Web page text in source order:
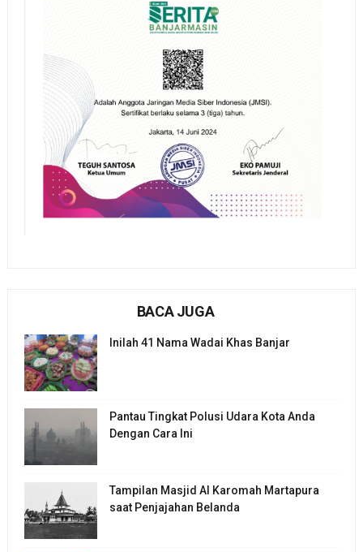
BACA JUGA
Inilah 41 Nama Wadai Khas Banjar
Pantau Tingkat Polusi Udara Kota Anda
Dengan Cara Ini
Tampilan Masjid Al Karomah Martapura
saat Penjajahan Belanda